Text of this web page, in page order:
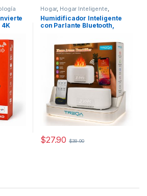
4K
Hogar, Hogar Inteligente
Tecnología
Humidificador Inteligente
con Parlante Bluetooth,
$27.90 $38.90